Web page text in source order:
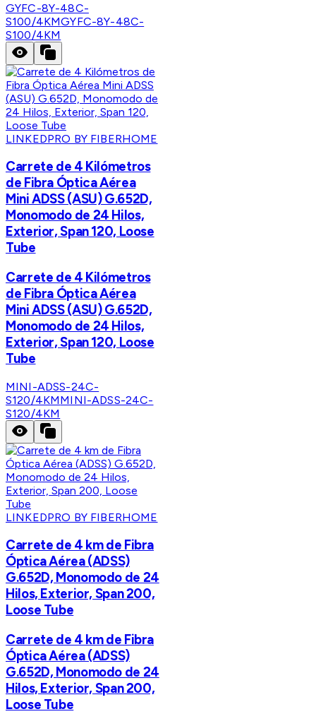
GYFC-8Y-48C-
S100/4KMGYFC-8Y-48C-
S100/4KM
LINKEDPRO BY FIBERHOME
Carrete de 4 Kilómetros
de Fibra Óptica Aérea
Mini ADSS (ASU) G.652D,
Monomodo de 24 Hilos,
Exterior, Span 120, Loose
Tube
Carrete de 4 Kilómetros
de Fibra Óptica Aérea
Mini ADSS (ASU) G.652D,
Monomodo de 24 Hilos,
Exterior, Span 120, Loose
Tube
MINI-ADSS-24C-
S120/4KMMINI-ADSS-24C-
S120/4KM
LINKEDPRO BY FIBERHOME
Carrete de 4 km de Fibra
Óptica Aérea (ADSS)
G.652D, Monomodo de 24
Hilos, Exterior, Span 200,
Loose Tube
Carrete de 4 km de Fibra
Óptica Aérea (ADSS)
G.652D, Monomodo de 24
Hilos, Exterior, Span 200,
Loose Tube